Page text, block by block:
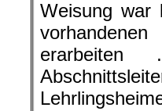
Weisung war
erarbeiten